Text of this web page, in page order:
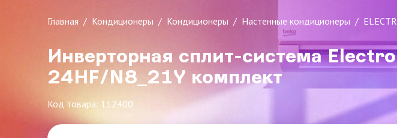
Главная Кондиционеры Кондиционеры Настенные кондиционеры
Инверторная сплит-система
24HF/N8_21Y комплект
Код товара: 112400